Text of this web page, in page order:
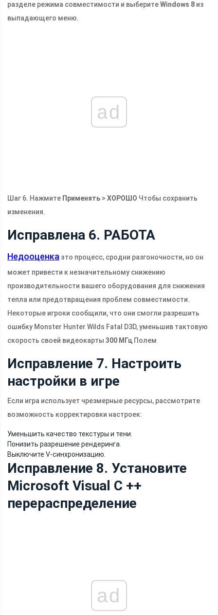
разделе режима совместимости и выберитеWindows 8 из
выпадающего меню.
ad
Шаг 6. Нажмите Применять > ХОРОШО Чтобы сохранить
изменения.
Исправлена ​​6. РАБОТА
Недооценка это процесс, сродни разгоночности, но он
может привести к незначительному снижению
производительности вашего оборудования для снижения
тепла или предотвращения проблем совместимости.
Некоторые игроки сообщили, что они смогли разрешить
ошибку Monster Hunter Wilds Fatal D3D, уменьшив тактовую
скорость своей видеокарты 300 МГц Полем
Исправление 7. Настроить
настройки в игре
Если игра использует чрезмерные ресурсы, рассмотрите
возможность корректировки настроек:
Уменьшить качество текстуры и тени.
Понизить разрешение рендеринга.
Выключите V-синхронизацию.
Исправление 8. Установите
Microsoft Visual C ++
перераспределение
ad